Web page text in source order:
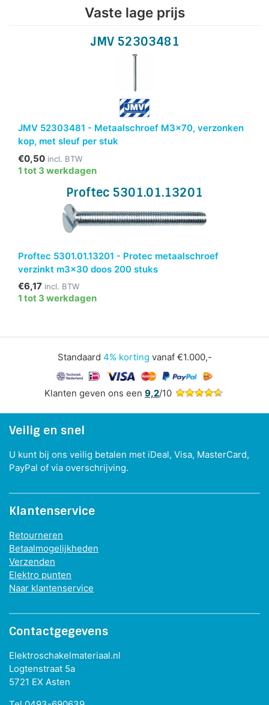
Vaste lage prijs
JMV 52303481
JMV 52303481 - Metaalschroef M3x70, verzonken
kop, met sleuf per stuk
€0,50 incl. BTW
1 tot 3 werkdagen
Proftec 5301.01.13201
Proftec 5301.01.13201 - Protec metaalschroef
verzinkt m3x30 doos 200 stuks
€6,17 incl. BTW
1 tot 3 werkdagen
Standaard 4% korting vanaf €1.000,-
Klanten geven ons een 9,2/10
Veilig en snel
U kunt bij ons veilig betalen met iDeal, Visa, MasterCard,
PayPal of via overschrijving.
Klantenservice
Retourneren
Betaalmogelijkheden
Verzenden
Elektro punten
Naar klantenservice
Contactgegevens
Elektroschakelmateriaal.nl
Logtenstraat 5a
5721 EX Asten